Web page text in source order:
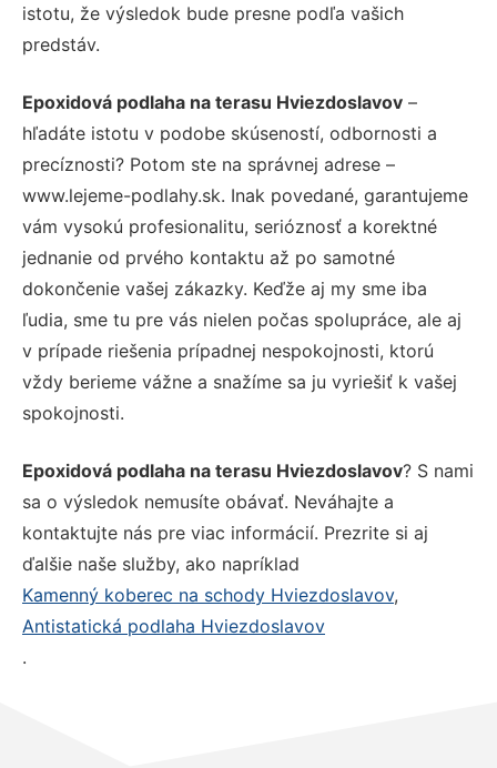
istotu, že výsledok bude presne podľa vašich
predstáv.
Epoxidová podlaha na terasu Hviezdoslavov –
hľadáte istotu v podobe skúseností, odbornosti a
precíznosti? Potom ste na správnej adrese –
www.lejeme-podlahy.sk. Inak povedané, garantujeme
vám vysokú profesionalitu, serióznosť a korektné
jednanie od prvého kontaktu až po samotné
dokončenie vašej zákazky. Keďže aj my sme iba
ľudia, sme tu pre vás nielen počas spolupráce, ale aj
v prípade riešenia prípadnej nespokojnosti, ktorú
vždy berieme vážne a snažíme sa ju vyriešiť k vašej
spokojnosti.
Epoxidová podlaha na terasu Hviezdoslavov? S nami
sa o výsledok nemusíte obávať. Neváhajte a
kontaktujte nás pre viac informácií. Prezrite si aj
ďalšie naše služby, ako napríklad
Kamenný koberec na schody Hviezdoslavov,
Antistatická podlaha Hviezdoslavov
.